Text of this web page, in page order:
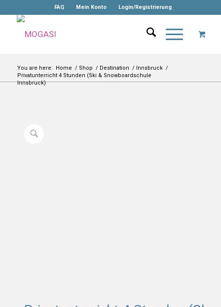
FAQ Mein Konto Login/Registrierung
You are here: Home / Shop / Destination / Innsbruck /
Privatunterricht 4 Stunden (Ski & Snowboardschule
Innsbruck)